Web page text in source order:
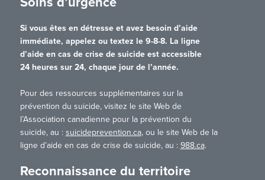
Si vous êtes en détresse et avez besoin d’aide
immédiate, appelez ou textez le 9-8-8. La ligne
d’aide en cas de crise de suicide est accessible
24 heures sur 24, chaque jour de l’année.
Pour des ressources supplémentaires sur la
prévention du suicide, visitez le site Web de
l’Association canadienne pour la prévention du
suicide, au : suicideprevention.ca, ou le site Web de la
ligne d’aide en cas de crise de suicide, au : 988.ca.
Reconnaissance du territoire